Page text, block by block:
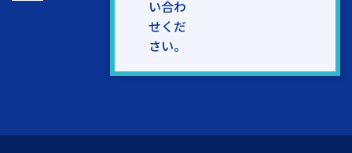
い合わ
せくだ
さい。